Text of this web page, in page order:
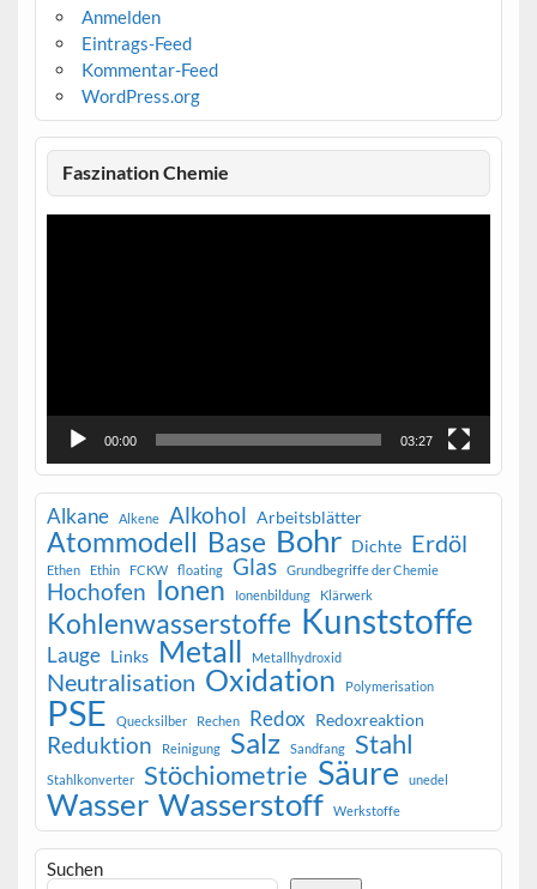
Anmelden
Eintrags-Feed
Kommentar-Feed
WordPress.org
Faszination Chemie
Video-
00:00 03:27
Alkane Alkene Alkohol Arbeitsblätter
Atommodell Base Bohr Dichte Erdöl
Ethen Ethin FCKW floating Glas Grundbegriffe der Chemie
Hochofen Ionen Ionenbildung Klärwerk
Kohlenwasserstoffe Kunststoffe
Lauge Links Metall Metallhydroxid
Neutralisation Oxidation Polymerisation
PSE Quecksilber Rechen Redox Redoxreaktion
Reduktion Reinigung Salz Sandfang Stahl
Stahlkonverter Stöchiometrie Säure unedel
Wasser Wasserstoff Werkstoffe
Suchen